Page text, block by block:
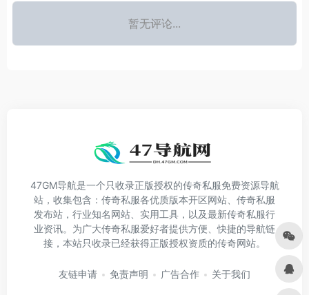
暂无评论...
47GM导航是一个只收录正版授权的传奇私服免费资源导航
站，收集包含：传奇私服各优质版本开区网站、传奇私服
发布站，行业知名网站、实用工具，以及最新传奇私服行
业资讯。为广大传奇私服爱好者提供方便、快捷的导航链
接，本站只收录已经获得正版授权资质的传奇网站。
友链申请 免责声明 广告合作 关于我们